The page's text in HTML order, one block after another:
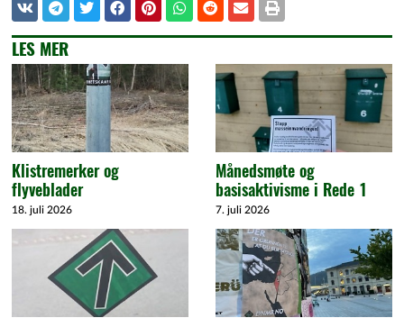
LES MER
Klistremerker og
flyveblader
18. juli 2026
Månedsmøte og
basisaktivisme i Rede 1
7. juli 2026